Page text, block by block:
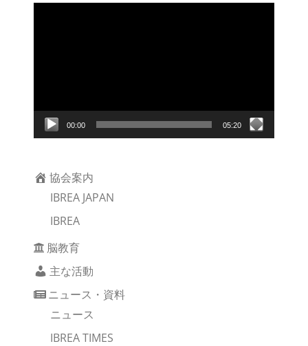
ー
00:00 05:20
協会案内
IBREA JAPAN
IBREA
脳教育
主な活動
ニュース・資料
ニュース
IBREA TIMES